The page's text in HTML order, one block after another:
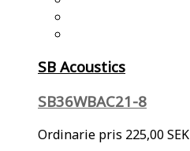
SB Acoustics
SB36WBAC21-8
Ordinarie pris 225,00 SEK